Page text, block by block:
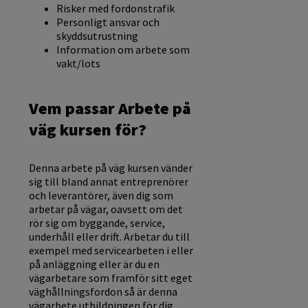
Risker med fordonstrafik
Personligt ansvar och
skyddsutrustning
Information om arbete som
vakt/lots
Vem passar Arbete på
väg kursen för?
Denna arbete på väg kursen vänder
sig till bland annat entreprenörer
och leverantörer, även dig som
arbetar på vägar, oavsett om det
rör sig om byggande, service,
underhåll eller drift. Arbetar du till
exempel med servicearbeten i eller
på anläggning eller är du en
vägarbetare som framför sitt eget
väghållningsfordon så är denna
vägarbete utbildningen för dig.